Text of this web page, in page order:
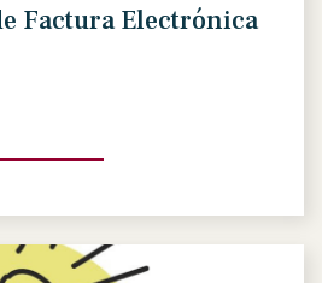
Factura Electrónica